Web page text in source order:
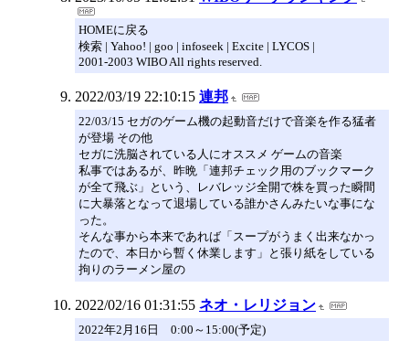
HOMEに戻る
検索 | Yahoo! | goo | infoseek | Excite | LYCOS |
2001-2003 WIBO All rights reserved.
2022/03/19 22:10:15 連邦
22/03/15 セガのゲーム機の起動音だけで音楽を作る猛者
が登場 その他
セガに洗脳されている人にオススメ ゲームの音楽
私事ではあるが、昨晩「連邦チェック用のブックマーク
が全て飛ぶ」という、レバレッジ全開で株を買った瞬間
に大暴落となって退場している誰かさんみたいな事にな
った。
そんな事から本来であれば「スープがうまく出来なかっ
たので、本日から暫く休業します」と張り紙をしている
拘りのラーメン屋の
2022/02/16 01:31:55 ネオ・レリジョン
2022年2月16日 0:00～15:00(予定)